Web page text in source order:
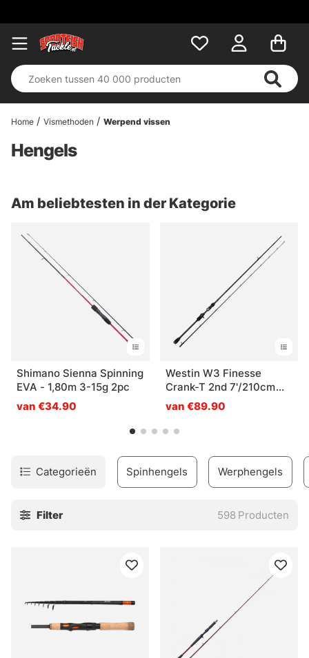
Home Vismethoden Werpend vissen
Hengels
Am beliebtesten in der Kategorie
Shimano Sienna Spinning
EVA - 1,80m 3-15g 2pc
van €34.90
Westin W3 Finesse
Crank-T 2nd 7'/210cm
ML 5-20g 2sec
van €89.90
Categorieën Spinhengels Werphengels
Filter 598 Producten